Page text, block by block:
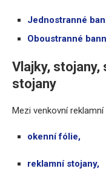
Jednostranné
Oboustranné
Vlajky, stojany,
stojany
Mezi venkovní
okenní fólie,
reklamní stojany,